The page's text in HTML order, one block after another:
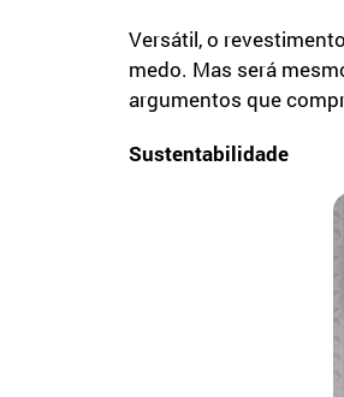
Versátil, o
medo. Mas será
argumentos que
Sustentabilidade